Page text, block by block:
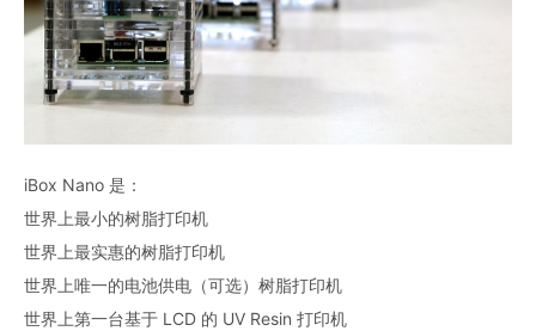
iBox Nano 是：
世界上最小的树脂打印机
世界上最实惠的树脂打印机
世界上唯一的电池供电（可选）树脂打印机
世界上第一台基于 LCD 的 UV Resin 打印机